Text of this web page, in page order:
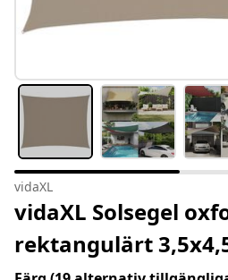
vidaXL
vidaXL Solsegel
rektangulärt